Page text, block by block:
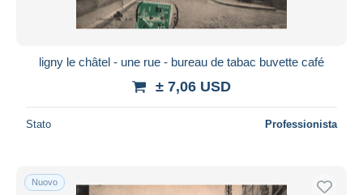
ligny le châtel - une rue - bureau de tabac buvette café
± 7,06 USD
Stato Professionista
Nuovo